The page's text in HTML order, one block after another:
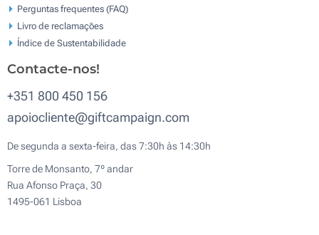
Perguntas frequentes (FAQ)
Livro de reclamaçōes
Índice de Sustentabilidade
Contacte-nos!
+351 800 450 156
apoiocliente@giftcampaign.com
De segunda a sexta-feira, das 7:30h às 14:30h
Torre de Monsanto, 7º andar
Rua Afonso Praça, 30
1495-061 Lisboa